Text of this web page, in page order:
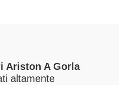
Ariston A Gorla
altamente